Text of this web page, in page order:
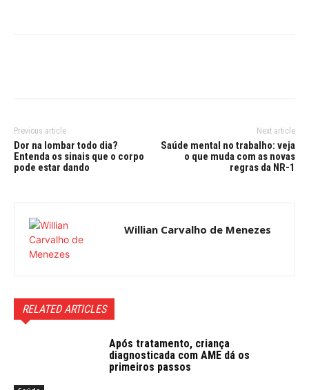
Previous article
Dor na lombar todo dia?
Entenda os sinais que o corpo
pode estar dando
Next article
Saúde mental no trabalho: veja
o que muda com as novas
regras da NR-1
Willian Carvalho de Menezes
RELATED ARTICLES
Após tratamento, criança
diagnosticada com AME dá os
primeiros passos